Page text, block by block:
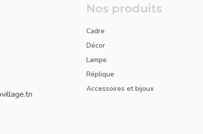
Nos produits
Cadre
Décor
Lampe
Réplique
Accessoires et bijoux